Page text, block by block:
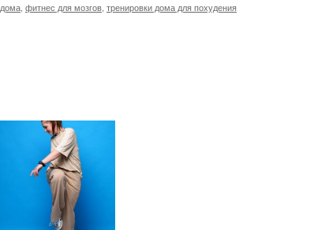
фитнес для мозгов тренировки дома для похудения